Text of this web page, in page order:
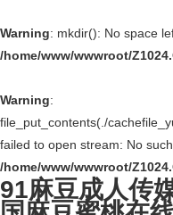
Warning: mkdir(): No space
/home/www/wwwroot/
Warning:
file_put_contents(./
failed to open stream: No
/home/www/wwwroot/
91麻豆成人传